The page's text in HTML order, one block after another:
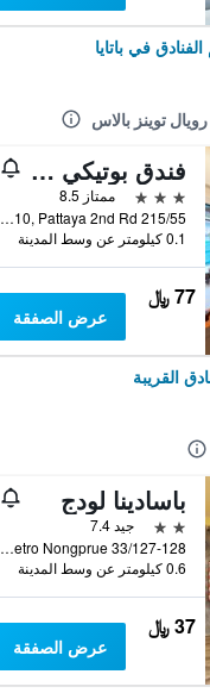
في باتايا
توينز بالاس
فندق بوتيكي وسبا ذا جولدن
3 نجوم
ممتاز 8.5
215/55 Moo 10, Pattaya 2nd Rd., باتايا, تايلاند
0.1 كيلومتر عن وسط المدينة
77 ﷼
عرض الصفقة
القريبة
باسادينا لودج
2 نجمتين
جيد 7.4
33/127-128 Moo 10 Soi Lk Metro Nongprue, باتايا, تايلاند
0.6 كيلومتر عن وسط المدينة
37 ﷼
عرض الصفقة